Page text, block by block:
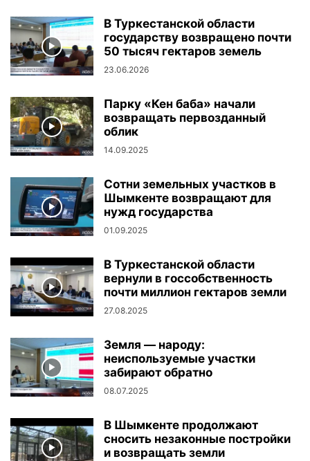
В Туркестанской области
государству возвращено почти
50 тысяч гектаров земель
23.06.2026
Парку «Кен баба» начали
возвращать первозданный
облик
14.09.2025
Сотни земельных участков в
Шымкенте возвращают для
нужд государства
01.09.2025
В Туркестанской области
вернули в госсобственность
почти миллион гектаров земли
27.08.2025
Земля — народу:
неиспользуемые участки
забирают обратно
08.07.2025
В Шымкенте продолжают
сносить незаконные постройки
и возвращать земли